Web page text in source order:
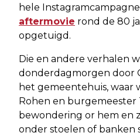
hele
aftermovie rond de 80
opgetuigd.
Die en andere verhalen
donderdagmorgen door
het gemeentehuis,
Rohen en burgemeester
bewondering or hem en
onder stoelen of banken